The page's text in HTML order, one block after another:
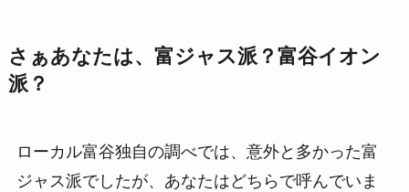
さぁあなたは、富ジャス派？富谷イオン
派？
ローカル富谷独自の調べでは、意外と多かった富
ジャス派でしたが、あなたはどちらで呼んでいま